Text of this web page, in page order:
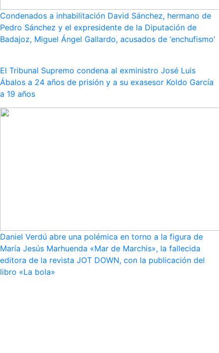
Condenados a inhabilitación David Sánchez, hermano de
Pedro Sánchez y el expresidente de la Diputación de
Badajoz, Miguel Ángel Gallardo, acusados de ‘enchufismo’
El Tribunal Supremo condena al exministro José Luis
Ábalos a 24 años de prisión y a su exasesor Koldo García
a 19 años
Daniel Verdú abre una polémica en torno a la figura de
María Jesús Marhuenda «Mar de Marchis», la fallecida
editora de la revista JOT DOWN, con la publicación del
libro «La bola»